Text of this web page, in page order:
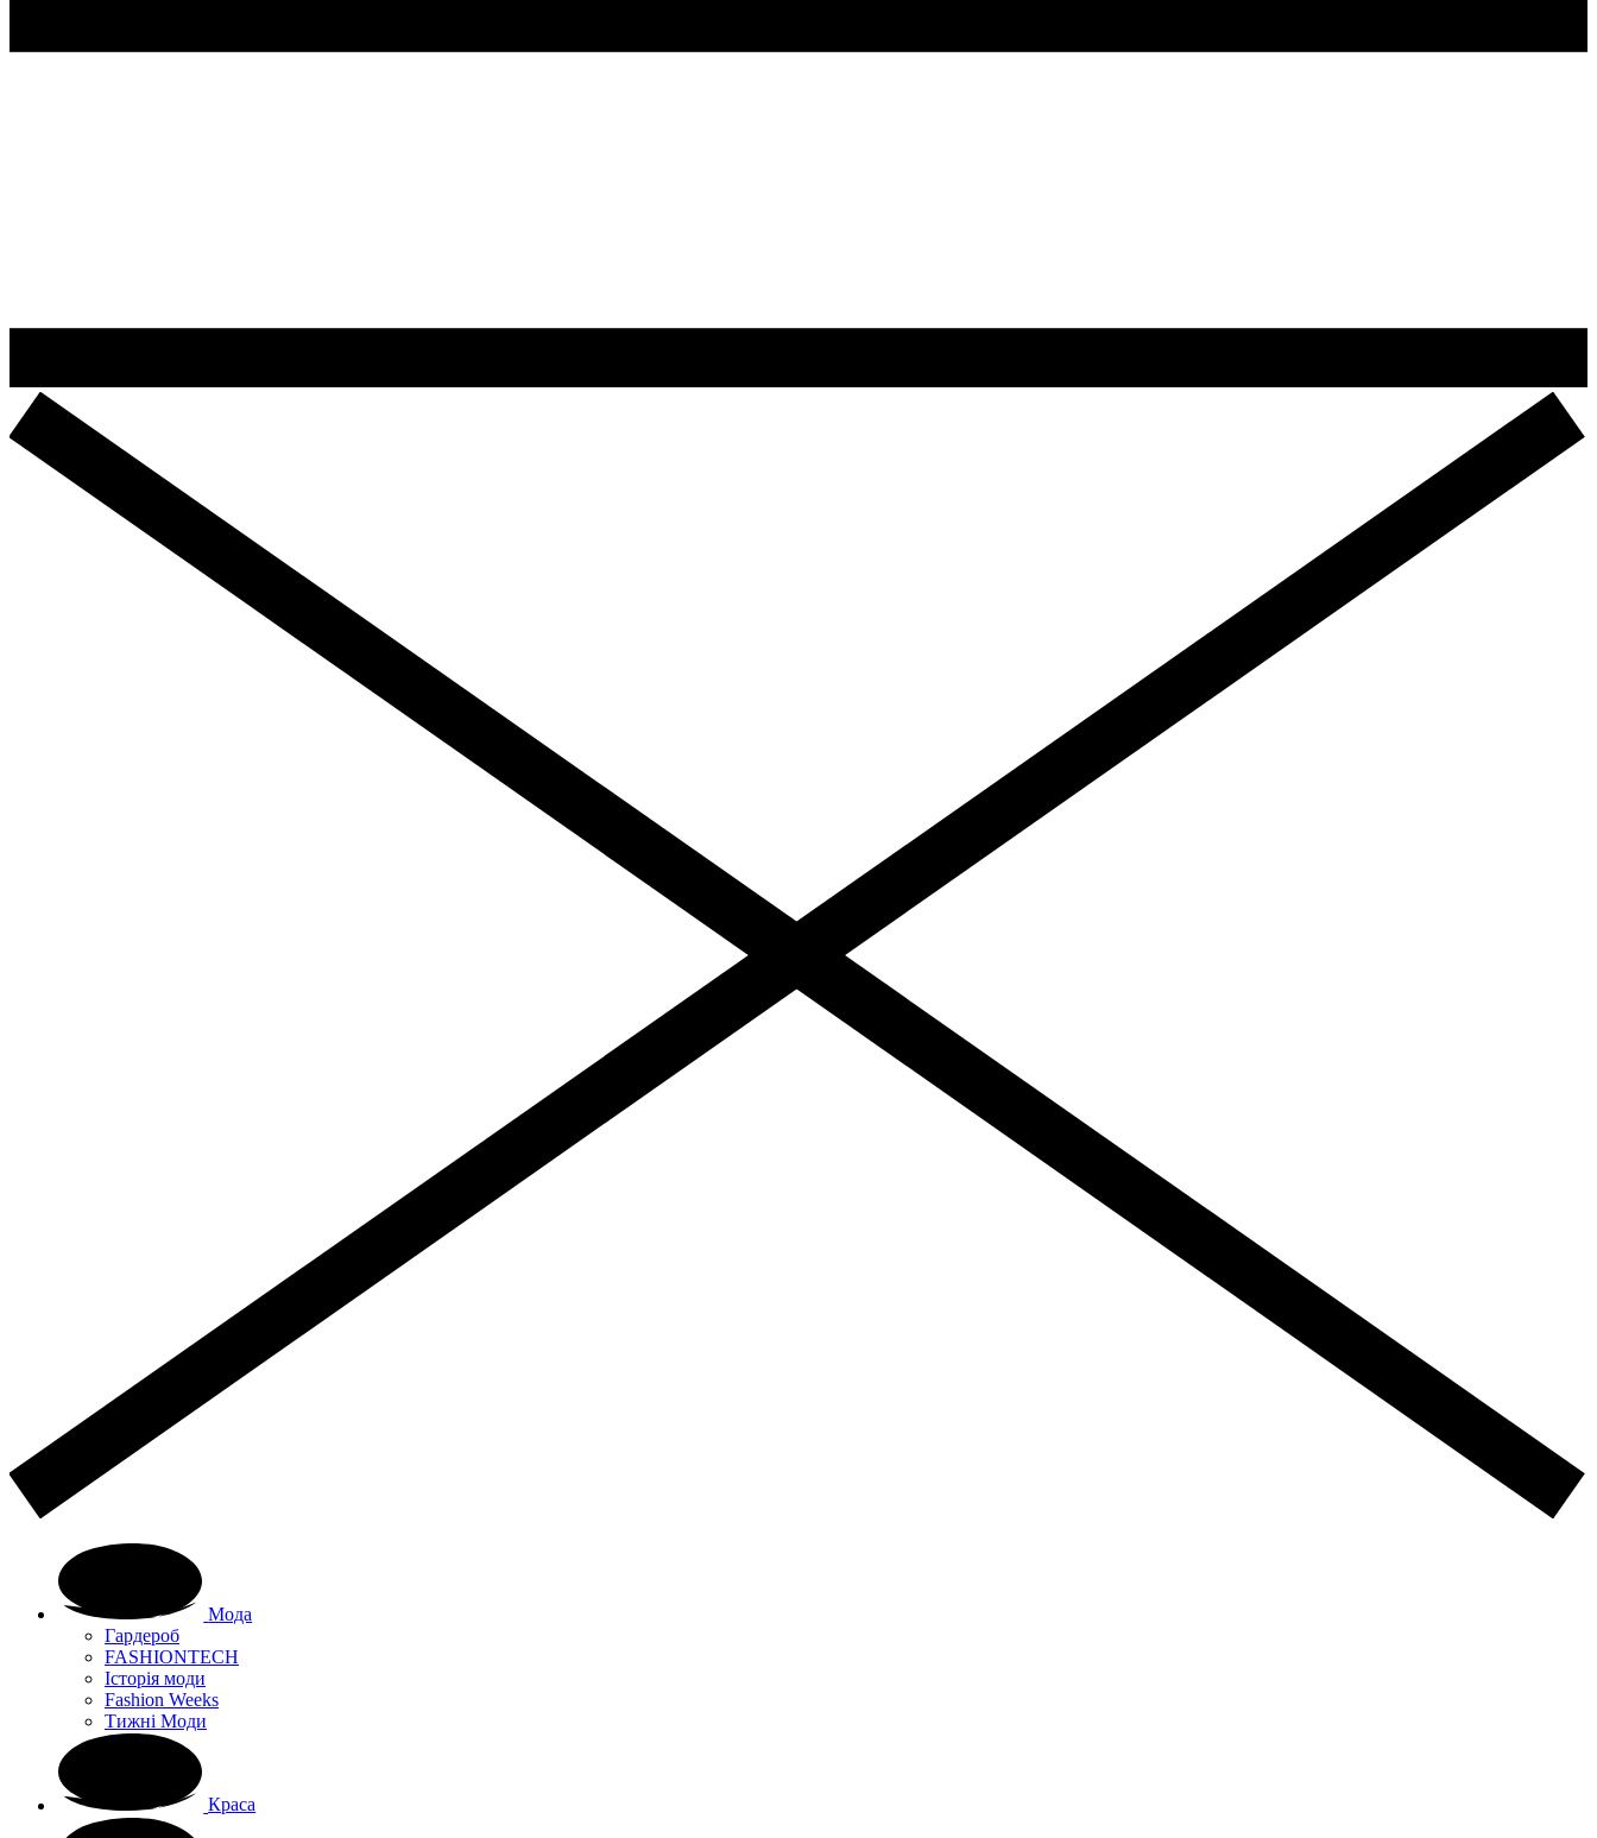
Мода
Гардероб
FASHIONTECH
Історія моди
Fashion Weeks
Тижні Моди
Краса